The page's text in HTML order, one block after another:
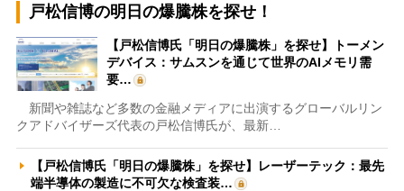
戸松信博の明日の爆騰株を探せ！
【戸松信博氏「明日の爆騰株」を探せ】トーメン
デバイス：サムスンを通じて世界のAIメモリ需
要…
新聞や雑誌など多数の金融メディアに出演するグローバルリン
クアドバイザーズ代表の戸松信博氏が、最新…
【戸松信博氏「明日の爆騰株」を探せ】レーザーテック：最先
端半導体の製造に不可欠な検査装…